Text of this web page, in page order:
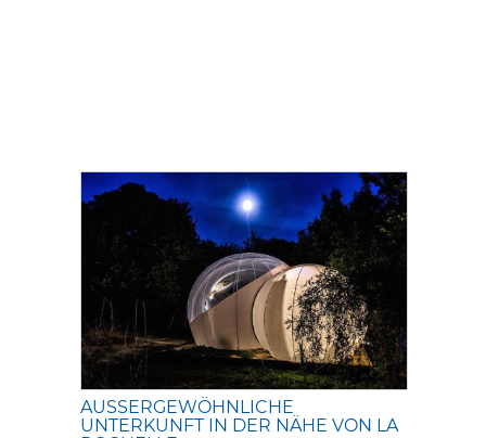
AUSSERGEWÖHNLICHE U
NTERKUNFT IN DER NÄHE VON LA R